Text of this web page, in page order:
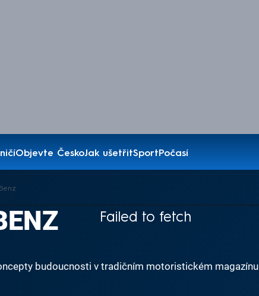
Objevte ČeskoJak ušetřitSportPočasí
Failed to fetch
budoucnosti v tradičním motoristickém magazínu